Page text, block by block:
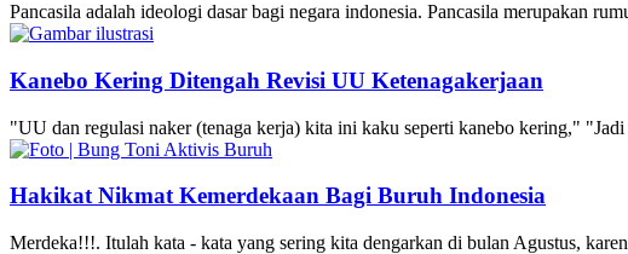
Pancasila adalah ideologi dasar bagi negara indonesia. Pancasila merupakan
Kanebo Kering Ditengah Revisi UU Ketenagakerjaan
"UU dan regulasi naker (tenaga kerja) kita ini kaku seperti kanebo kering,"
Hakikat Nikmat Kemerdekaan Bagi Buruh Indonesia
Merdeka!!!. Itulah kata - kata yang sering kita dengarkan di bulan Agustus,